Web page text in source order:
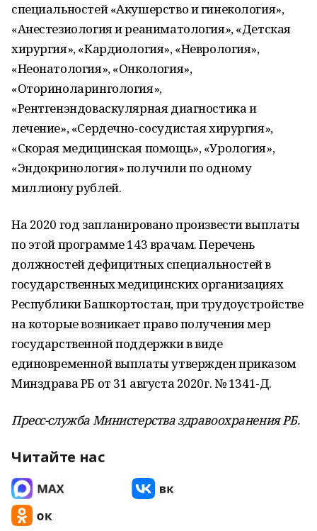
специальностей «Акушерство и гинекология»,
«Анестезиология и реаниматология», «Детская
хирургия», «Кардиология», «Неврология»,
«Неонатология», «Онкология»,
«Оториноларингология»,
«Рентгенэндоваскулярная диагностика и
лечение», «Сердечно-сосудистая хирургия»,
«Скорая медицинская помощь», «Урология»,
«Эндокринология» получили по одному
миллиону рублей.
На 2020 год запланировано произвести выплаты
по этой программе 143 врачам. Перечень
должностей дефицитных специальностей в
государственных медицинских организациях
Республики Башкортостан, при трудоустройстве
на которые возникает право получения мер
государственной поддержки в виде
единовременной выплаты утвержден приказом
Минздрава РБ от 31 августа 2020г. № 1341-Д.
Пресс-служба Министерства здравоохранения РБ.
Читайте нас